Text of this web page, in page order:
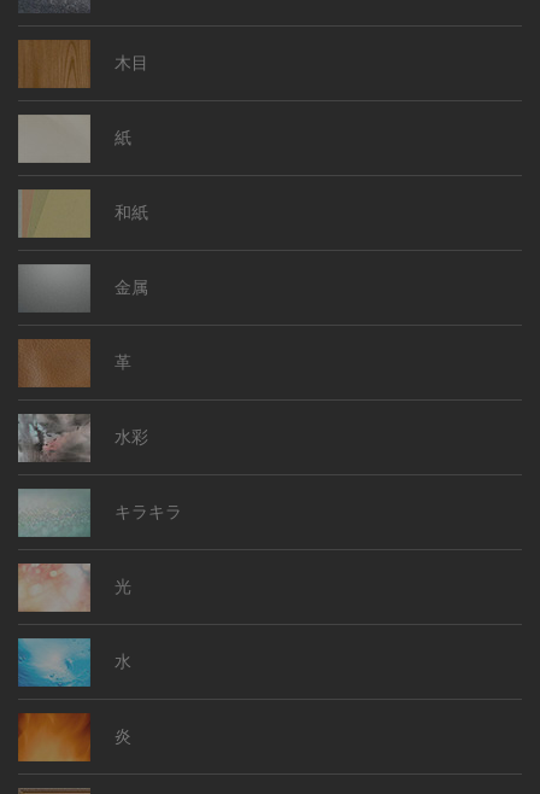
木目
紙
和紙
金属
革
水彩
キラキラ
光
水
炎